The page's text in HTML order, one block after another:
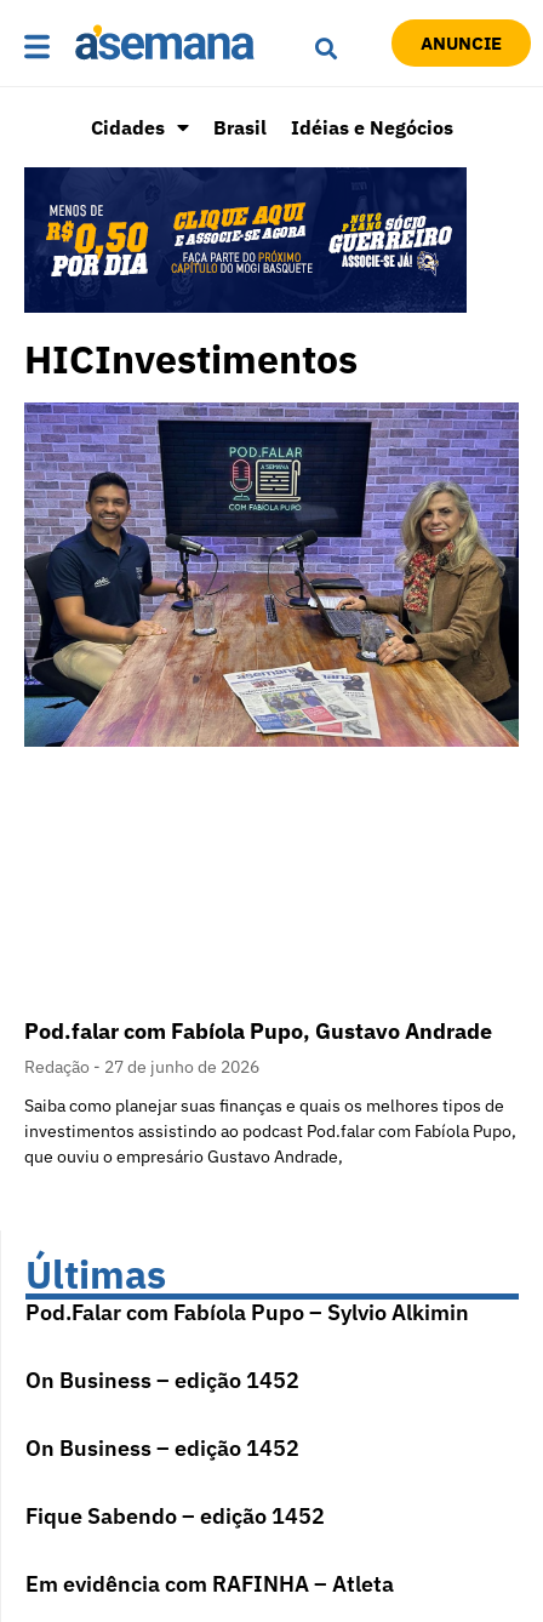
ANUNCIE
Cidades Brasil Idéias e Negócios
HICInvestimentos
Pod.falar com Fabíola Pupo, Gustavo Andrade
Redação
27 de junho de 2026
Saiba como planejar suas finanças e quais os melhores tipos de
investimentos assistindo ao podcast Pod.falar com Fabíola Pupo,
que ouviu o empresário Gustavo Andrade,
Últimas
Pod.Falar com Fabíola Pupo – Sylvio Alkimin
On Business – edição 1452
On Business – edição 1452
Fique Sabendo – edição 1452
Em evidência com RAFINHA – Atleta